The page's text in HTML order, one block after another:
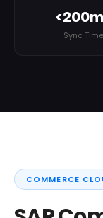
Sync Time
COMMERCE